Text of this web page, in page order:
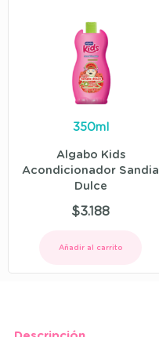
350ml
Algabo Kids
Acondicionador Sandia
Dulce
$3.188
Añadir al carrito